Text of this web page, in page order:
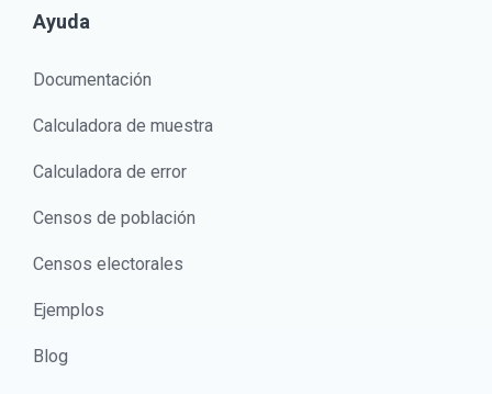
Ayuda
Documentación
Calculadora de muestra
Calculadora de error
Censos de población
Censos electorales
Ejemplos
Blog